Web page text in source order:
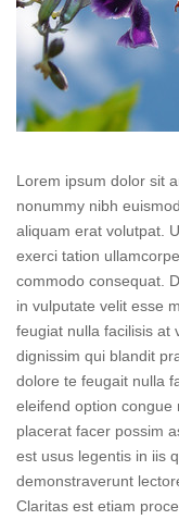
Lorem ipsum dolor sit
nonummy nibh
aliquam erat volutpat.
exerci tation
commodo consequat.
in vulputate velit esse
feugiat nulla facilisis at
dignissim qui blandit
dolore te feugait nulla
eleifend option congue
placerat facer possim
est usus legentis in iis
demonstraverunt
Claritas est etiam